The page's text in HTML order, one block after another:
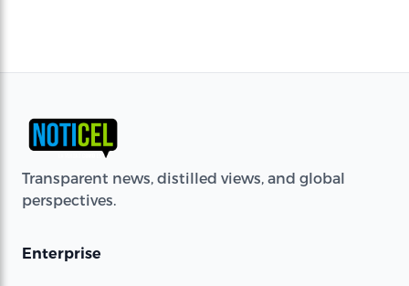
Transparent news, distilled views, and global
perspectives.
Enterprise